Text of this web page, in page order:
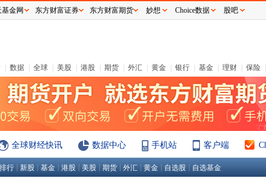
数据 全球 美股 港股 期货 外汇 黄金 银行 基金 理财 保险
全球财经快讯 数据中心 手机站 客户端
排行 新股 基金 港股 美股 期货 外汇 黄金 自选股 自选基金
基金网 东方财富证券 东方财富期货 妙想 Choice数据 股吧